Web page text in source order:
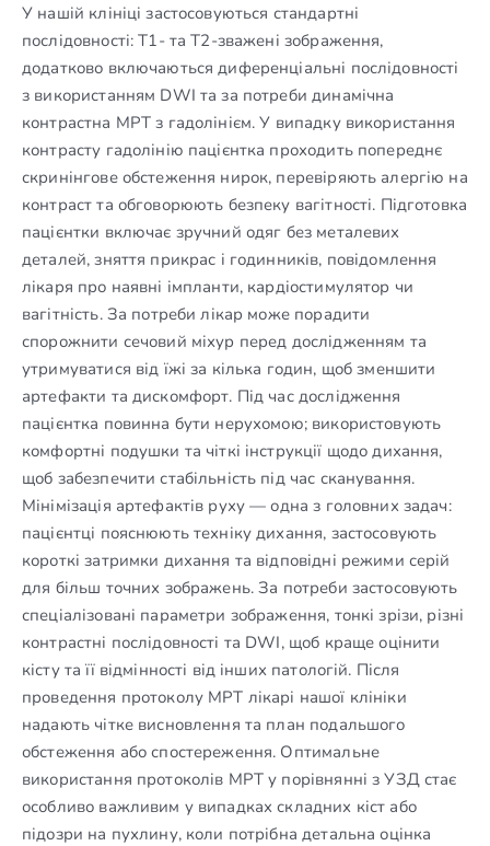
У нашій клініці застосовуються стандартні
послідовності: T1- та T2-зважені зображення,
додатково включаються диференціальні послідовності
з використанням DWI та за потреби динамічна
контрастна МРТ з гадолінієм. У випадку використання
контрасту гадолінію пацієнтка проходить попереднє
скринінгове обстеження нирок, перевіряють алергію на
контраст та обговорюють безпеку вагітності. Підготовка
пацієнтки включає зручний одяг без металевих
деталей, зняття прикрас і годинників, повідомлення
лікаря про наявні імпланти, кардіостимулятор чи
вагітність. За потреби лікар може порадити
спорожнити сечовий міхур перед дослідженням та
утримуватися від їжі за кілька годин, щоб зменшити
артефакти та дискомфорт. Під час дослідження
пацієнтка повинна бути нерухомою; використовують
комфортні подушки та чіткі інструкції щодо дихання,
щоб забезпечити стабільність під час сканування.
Мінімізація артефактів руху — одна з головних задач:
пацієнтці пояснюють техніку дихання, застосовують
короткі затримки дихання та відповідні режими серій
для більш точних зображень. За потреби застосовують
спеціалізовані параметри зображення, тонкі зрізи, різні
контрастні послідовності та DWI, щоб краще оцінити
кісту та її відмінності від інших патологій. Після
проведення протоколу МРТ лікарі нашої клініки
надають чітке висновлення та план подальшого
обстеження або спостереження. Оптимальне
використання протоколів МРТ у порівнянні з УЗД стає
особливо важливим у випадках складних кіст або
підозри на пухлину, коли потрібна детальна оцінка